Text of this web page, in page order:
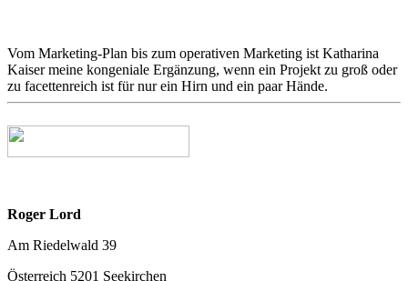
Vom Marketing-Plan bis zum operativen Marketing ist Katharina
Kaiser meine kongeniale Ergänzung, wenn ein Projekt zu groß oder
zu facettenreich ist für nur ein Hirn und ein paar Hände.
Roger Lord
Am Riedelwald 39
Österreich 5201 Seekirchen